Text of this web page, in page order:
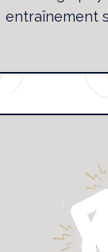
entraînement